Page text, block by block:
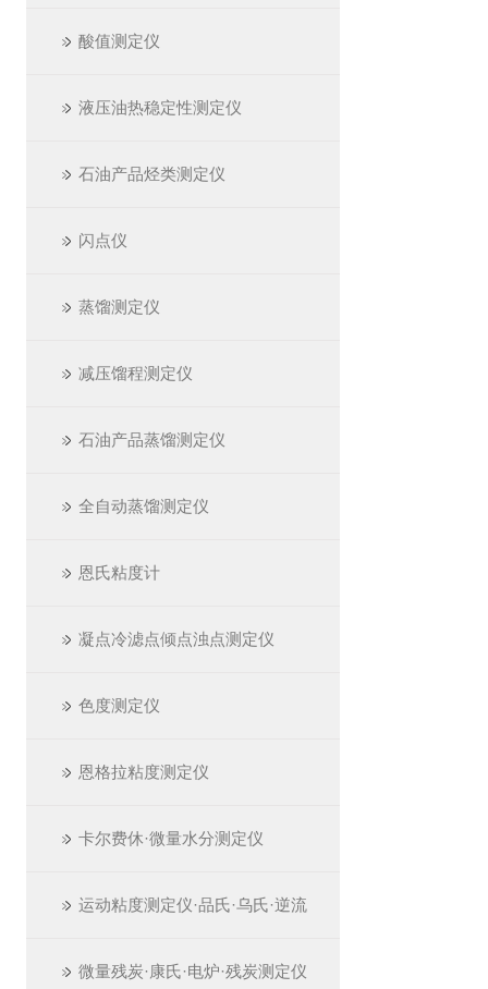
酸值测定仪
液压油热稳定性测定仪
石油产品烃类测定仪
闪点仪
蒸馏测定仪
减压馏程测定仪
石油产品蒸馏测定仪
全自动蒸馏测定仪
恩氏粘度计
凝点冷滤点倾点浊点测定仪
色度测定仪
恩格拉粘度测定仪
卡尔费休·微量水分测定仪
运动粘度测定仪·品氏·乌氏·逆流
微量残炭·康氏·电炉·残炭测定仪